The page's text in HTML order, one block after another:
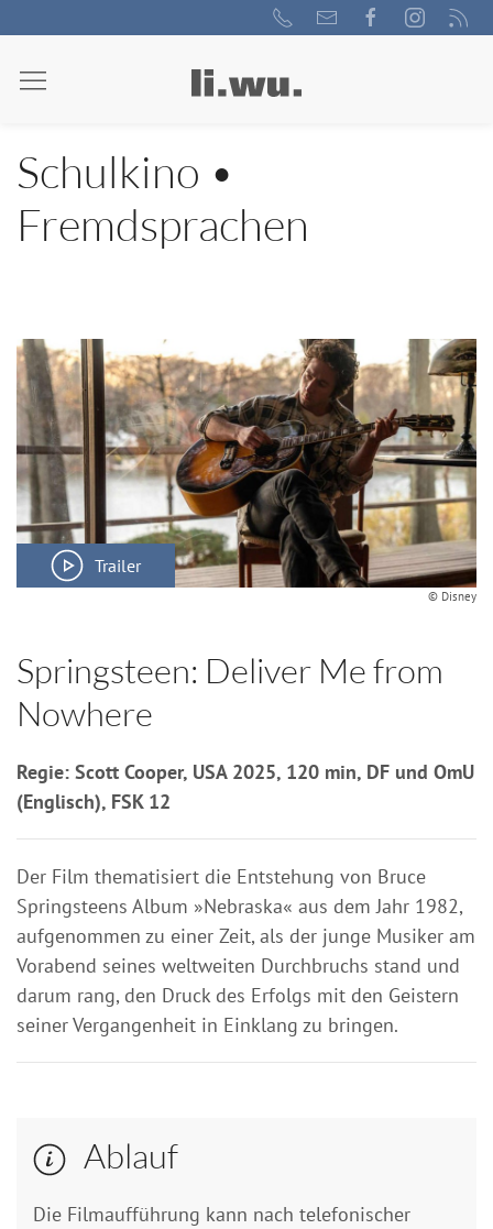
Schulkino •
Fremdsprachen
Trailer
© Disney
Springsteen: Deliver Me from
Nowhere
Regie: Scott Cooper, USA 2025, 120 min, DF und OmU
(Englisch), FSK 12
Der Film thematisiert die Entstehung von Bruce
Springsteens Album »Nebraska« aus dem Jahr 1982,
aufgenommen zu einer Zeit, als der junge Musiker am
Vorabend seines weltweiten Durchbruchs stand und
darum rang, den Druck des Erfolgs mit den Geistern
seiner Vergangenheit in Einklang zu bringen.
Ablauf
Die Filmaufführung kann nach telefonischer